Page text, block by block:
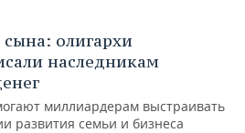
олигархи
наследникам
миллиардерам выстраивать
развития семьи и бизнеса